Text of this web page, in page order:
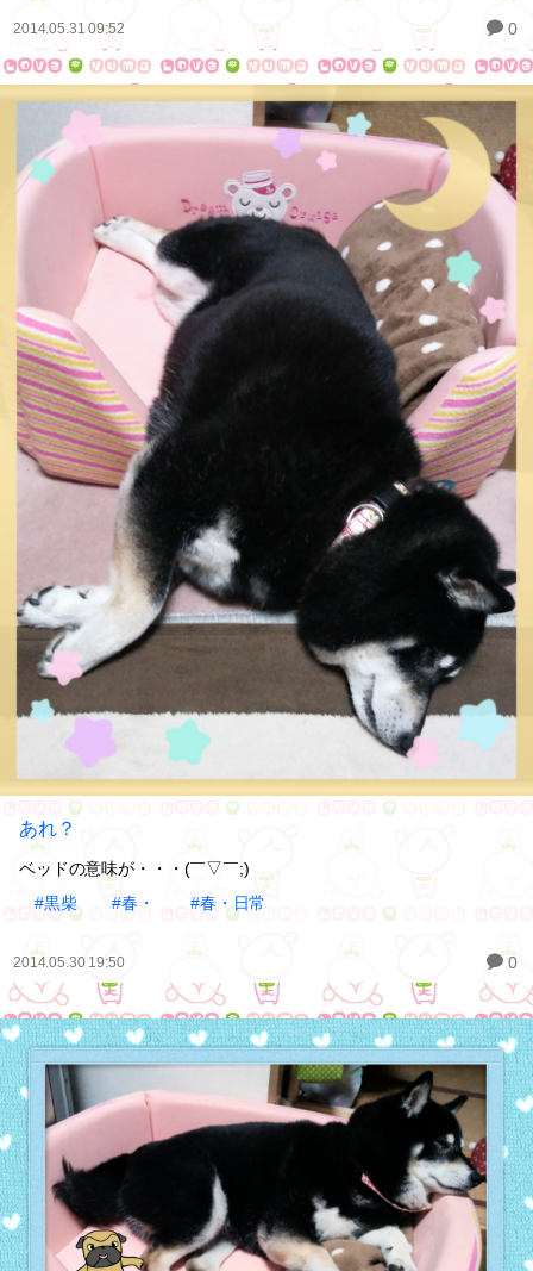
2014.05.31 09:52 0
あれ？
ベッドの意味が・・・(￣▽￣;)
#黒柴
#春・ #春・日常
2014.05.30 19:50 0